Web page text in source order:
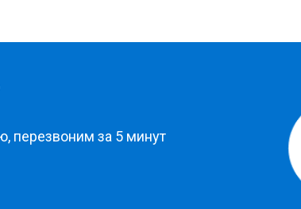
перезвоним за 5 минут